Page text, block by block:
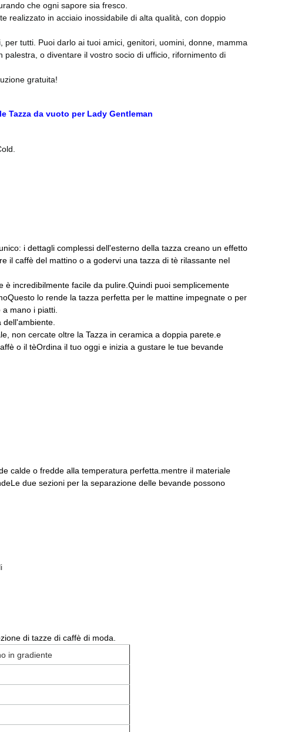
che ogni sapore sia fresco.
realizzato in acciaio inossidabile di alta qualità, con doppio
tutti. Puoi darlo ai tuoi amici, genitori, uomini, donne, mamma
o diventare il vostro socio di ufficio, rifornimento di
gratuita!
Tazza da vuoto per Lady Gentleman
i dettagli complessi dell'esterno della tazza creano un effetto
il caffè del mattino o a godervi una tazza di tè rilassante nel
incredibilmente facile da pulire.Quindi puoi semplicemente
lo rende la tazza perfetta per le mattine impegnate o per
mano i piatti.
non cercate oltre la Tazza in ceramica a doppia parete.e
o il tèOrdina il tuo oggi e inizia a gustare le tue bevande
calde o fredde alla temperatura perfetta.mentre il materiale
due sezioni per la separazione delle bevande possono
di tazze di caffè di moda.
in gradiente